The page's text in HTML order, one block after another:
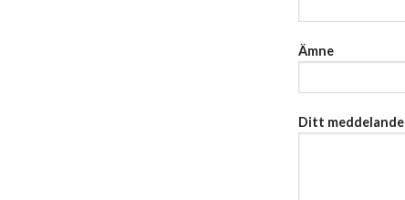
Ämne
Ditt meddelande